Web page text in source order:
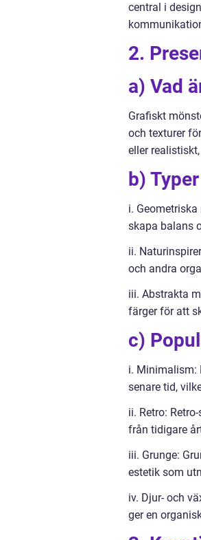
central i
2.
a) Vad
Grafiskt
och texturer
eller
b)
i.
skapa balans
ii.
och andra
iii. Abstrakta
färger för att
c)
i. Minimalism:
senare tid,
ii. Retro:
från tidigare
iii. Grunge:
estetik som
iv. Djur- och
ger en